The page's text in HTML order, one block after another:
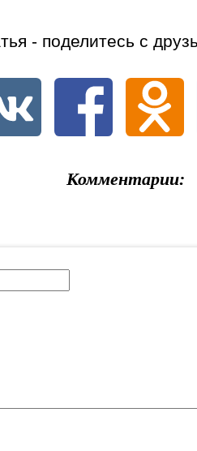
- поделитесь с
Комментарии: